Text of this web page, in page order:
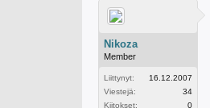
Nikoza
Member
Liittynyt:
16.12.2007
Viestejä:
34
Kiitokset:
0